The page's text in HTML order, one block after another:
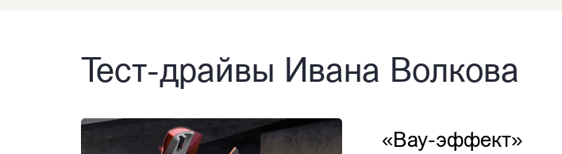
Тест-драйвы Ивана Волкова
«Вау-эффект»